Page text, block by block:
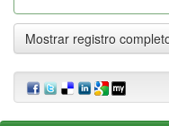
Mostrar registro